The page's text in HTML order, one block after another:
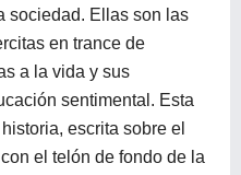
sociedad. Ellas son las
en trance de
a la vida y sus
sentimental. Esta
escrita sobre el
el telón de fondo de la